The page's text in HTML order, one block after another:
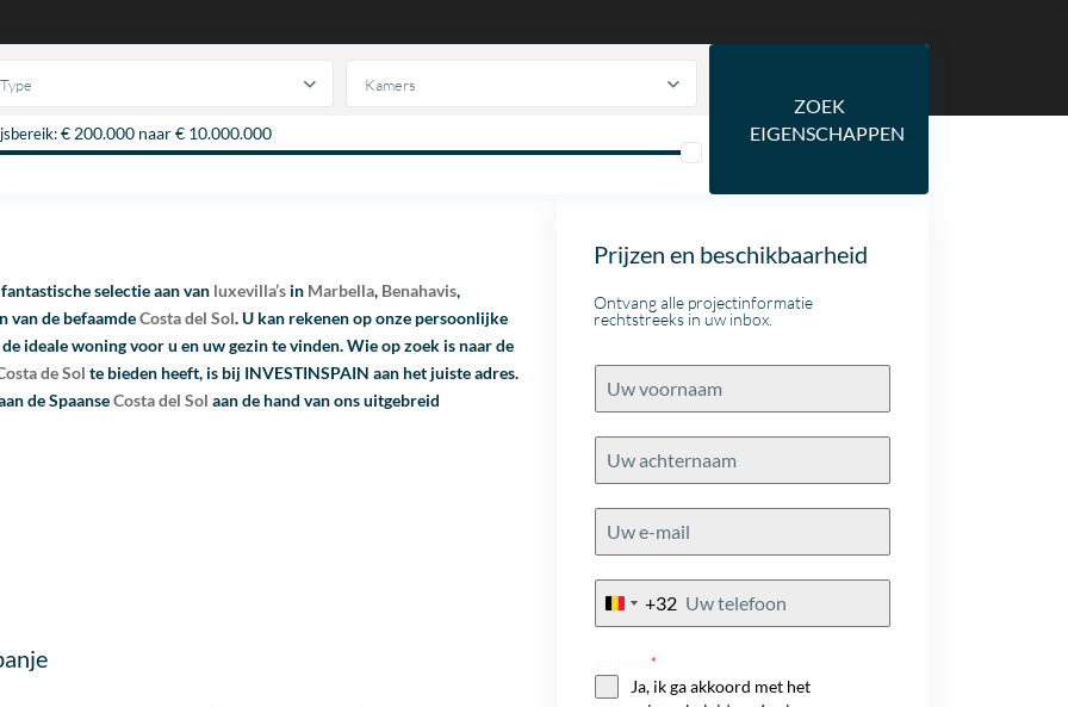
Type Kamers
€ 200.000 naar € 10.000.000
selectie aan van luxevilla’s in Marbella, Benahavis,
van de befaamdeCosta del Sol. U kan rekenen op onze persoonlijke
ideale woning voor u en uw gezin te vinden. Wie op zoek is naar de
de Sol te bieden heeft, is bij INVESTINSPAIN aan het juiste adres.
de SpaanseCosta del Sol aan de hand van ons uitgebreid
Prijzen en beschikbaarheid
Ontvang alle projectinformatie
rechtstreeks in uw inbox.
Belgium
+32
*
Ja, ik ga akkoord met het